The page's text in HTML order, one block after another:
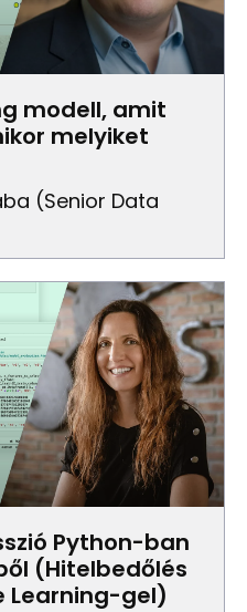
modell, amit
melyiket
(senior Data
Python-ban
(Hitelbedőlés
Learning-gel)